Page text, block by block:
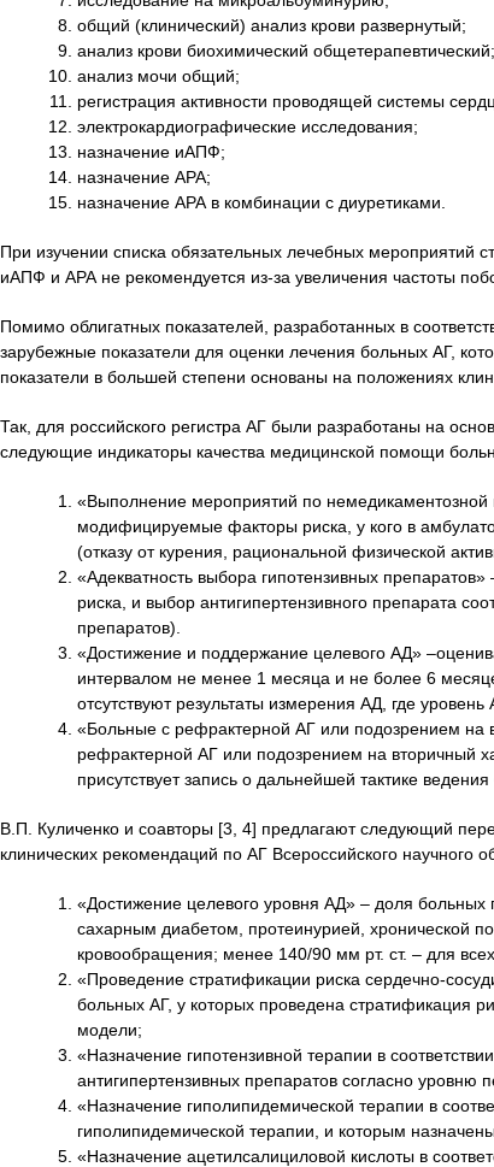
общий (клинический) анализ крови развернутый;
анализ крови биохимический общетерапевтический;
анализ мочи общий;
регистрация активности проводящей системы
электрокардиографические исследования;
назначение иАПФ;
назначение АРА;
назначение АРА в комбинации с диуретиками.
При изучении списка обязательных лечебных мероприятий
иАПФ и АРА не рекомендуется из-за увеличения частоты
Помимо облигатных показателей, разработанных в
зарубежные показатели для оценки лечения больных АГ,
показатели в большей степени основаны на положениях
Так, для российского регистра АГ были разработаны на
следующие индикаторы качества медицинской помощи
«Выполнение мероприятий по
модифицируемые факторы риска, у кого в
(отказу от курения, рациональной физической
«Адекватность выбора гипотензивных
риска, и выбор антигипертензивного препарата
препаратов).
«Достижение и поддержание целевого АД»
интервалом не менее 1 месяца и не более 6
отсутствуют результаты измерения АД, где
«Больные с рефрактерной АГ или подозрением на
рефрактерной АГ или подозрением на вторичный
присутствует запись о дальнейшей тактике ведения
В.П. Куличенко и соавторы [3, 4] предлагают следующий
клинических рекомендаций по АГ Всероссийского научного
«Достижение целевого уровня АД» – доля больных
сахарным диабетом, протеинурией, хронической
кровообращения; менее 140/90 мм рт. ст. – для
«Проведение стратификации риска сердечно-
больных АГ, у которых проведена стратификация
модели;
«Назначение гипотензивной терапии в
антигипертензивных препаратов согласно уровню
«Назначение гиполипидемической терапии в
гиполипидемической терапии, и которым
«Назначение ацетилсалициловой кислоты в